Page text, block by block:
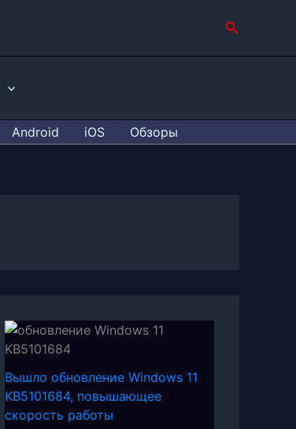
Поиск
Android iOS Обзоры
Вышло обновление Windows 11
KB5101684, повышающее
скорость работы